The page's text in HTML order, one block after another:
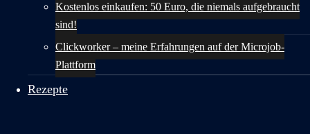
Kostenlos einkaufen: 50 Euro, die niemals aufgebraucht
sind!
Clickworker – meine Erfahrungen auf der Microjob-
Plattform
Rezepte